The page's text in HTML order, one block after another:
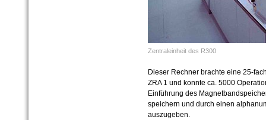
Zentraleinheit des R300
Dieser Rechner brachte eine 25-
ZRA 1 und konnte ca. 5000
Einführung des
speichern und durch einen
auszugeben.